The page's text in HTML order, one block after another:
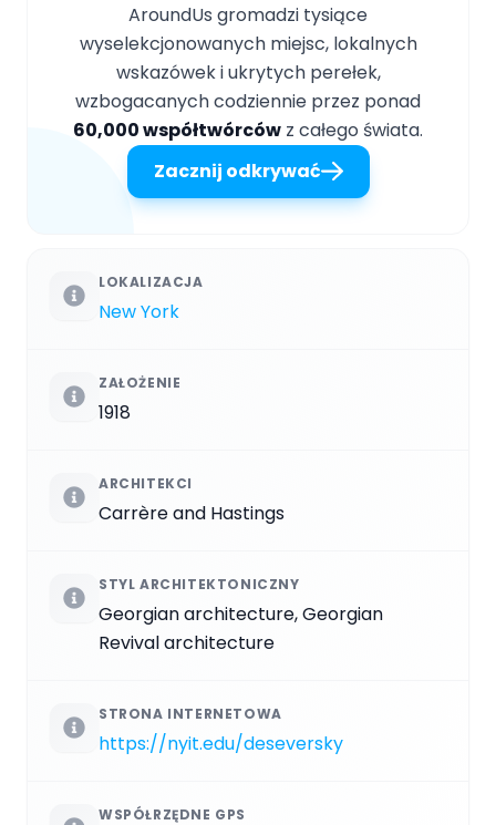
AroundUs gromadzi tysiące
wyselekcjonowanych miejsc, lokalnych
wskazówek i ukrytych perełek,
wzbogacanych codziennie przez ponad
60,000 współtwórców z całego świata.
Zacznij odkrywać
LOKALIZACJA
New York
ZAŁOŻENIE
1918
ARCHITEKCI
Carrère and Hastings
STYL ARCHITEKTONICZNY
Georgian architecture, Georgian
Revival architecture
STRONA INTERNETOWA
https://nyit.edu/deseversky
WSPÓŁRZĘDNE GPS